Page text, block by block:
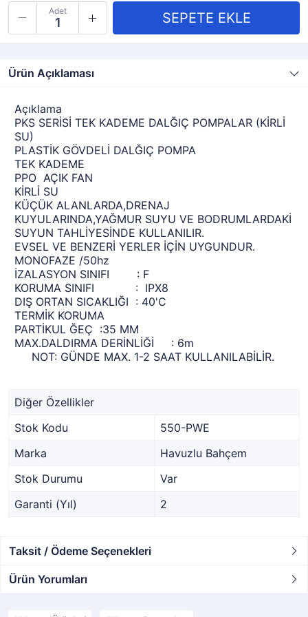
Adet
Ürün Açıklaması
Açıklama
PKS SERİSİ TEK KADEME DALĞIÇ POMPALAR (KİRLİ
SU)
PLASTİK GÖVDELİ DALĞIÇ POMPA
TEK KADEME
PPO AÇIK FAN
KİRLİ SU
KÜÇÜK ALANLARDA,DRENAJ
KUYULARINDA,YAĞMUR SUYU VE BODRUMLARDAKİ
SUYUN TAHLİYESİNDE KULLANILIR.
EVSEL VE BENZERİ YERLER İÇİN UYGUNDUR.
MONOFAZE /50hz
İZALASYON SINIFI : F
KORUMA SINIFI : IPX8
DIŞ ORTAN SICAKLIĞI : 40'C
TERMİK KORUMA
PARTİKUL ĞEÇ :35 MM
MAX.DALDIRMA DERİNLİĞİ : 6m
NOT: GÜNDE MAX. 1-2 SAAT KULLANILABİLİR.
Diğer Özellikler
Stok Kodu
550-PWE
Marka
Havuzlu Bahçem
Stok Durumu
Var
Garanti (Yıl)
2
Taksit / Ödeme Seçenekleri
Ürün Yorumları